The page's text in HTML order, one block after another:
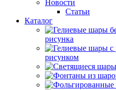
Новости
Статьи
Каталог
рисунка
рисунком